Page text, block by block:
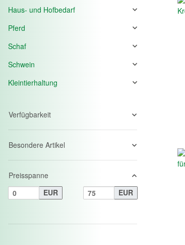
Haus- und Hofbedarf
Pferd
Schaf
Schwein
Kleintierhaltung
Verfügbarkeit
Besondere Artikel
Preisspanne
EUR
EUR